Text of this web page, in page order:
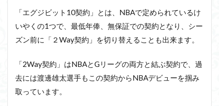
「エグジビット10契約」とは、NBAで定められているけ
いやくの1つで、最低年俸、無保証での契約となり、シー
ズン前に「２Way契約」を切り替えることも出来ます。
「2Way契約」はNBAとGリーグの両方と結ぶ契約で、過
去には渡邊雄太選手もこの契約からNBAデビューを掴み
取っています。